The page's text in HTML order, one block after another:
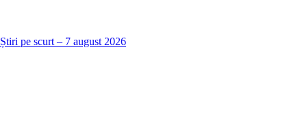
Știri pe scurt – 7 august 2026